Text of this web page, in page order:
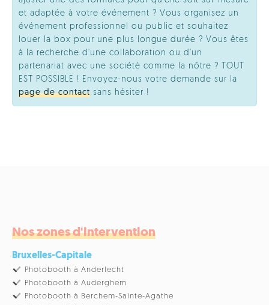
et adaptée à votre événement ? Vous organisez un
événement professionnel ou public et souhaitez
louer la box pour une plus longue durée ? Vous êtes
à la recherche d'une collaboration ou d'un
partenariat avec une société comme la nôtre ? TOUT
EST POSSIBLE ! Envoyez-nous votre demande sur la
page de contact sans hésiter !
Nos zones d'intervention
Bruxelles-Capitale
Photobooth à Anderlecht
Photobooth à Auderghem
Photobooth à Berchem-Sainte-Agathe